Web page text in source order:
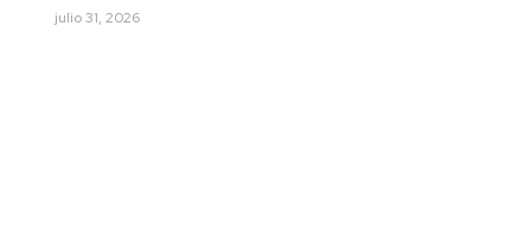
julio 31, 2026